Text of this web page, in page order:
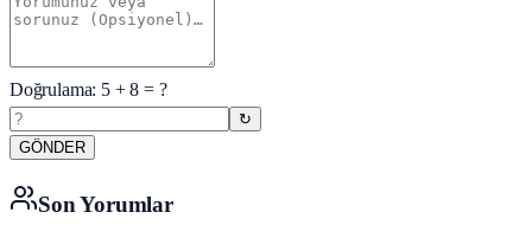
Doğrulama: 5+8 = ?
↻
GÖNDER
Son Yorumlar